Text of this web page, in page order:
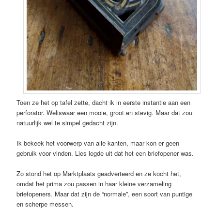
Toen ze het op tafel zette, dacht ik in eerste instantie aan een
perforator. Weliswaar een mooie, groot en stevig. Maar dat zou
natuurlijk wel te simpel gedacht zijn.
Ik bekeek het voorwerp van alle kanten, maar kon er geen
gebruik voor vinden. Lies legde uit dat het een briefopener was.
Zo stond het op Marktplaats geadverteerd en ze kocht het,
omdat het prima zou passen in haar kleine verzameling
briefopeners. Maar dat zijn de “normale”, een soort van puntige
en scherpe messen.